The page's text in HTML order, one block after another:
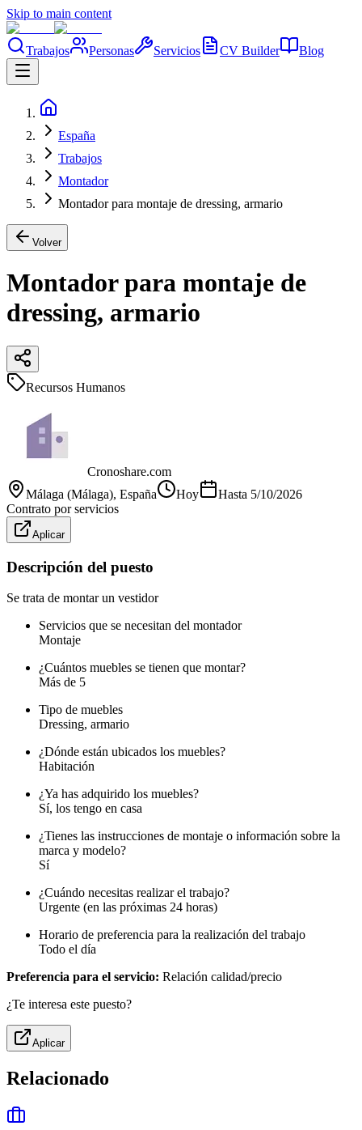
Skip to main content
Trabajos Personas Servicios CV Builder Blog
España
Trabajos
Montador
Montador para montaje de dressing, armario
Volver
Montador para montaje de
dressing, armario
Recursos Humanos
Cronoshare.com
Málaga (Málaga), España Hoy Hasta 5/10/2026
Contrato por servicios
Aplicar
Descripción del puesto
Se trata de montar un vestidor
Servicios que se necesitan del montador
Montaje
¿Cuántos muebles se tienen que montar?
Más de 5
Tipo de muebles
Dressing, armario
¿Dónde están ubicados los muebles?
Habitación
¿Ya has adquirido los muebles?
Sí, los tengo en casa
¿Tienes las instrucciones de montaje o información sobre la
marca y modelo?
Sí
¿Cuándo necesitas realizar el trabajo?
Urgente (en las próximas 24 horas)
Horario de preferencia para la realización del trabajo
Todo el día
Preferencia para el servicio: Relación calidad/precio
¿Te interesa este puesto?
Aplicar
Relacionado